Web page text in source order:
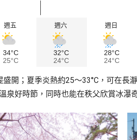
週五
34°C
25°C
週六
32°C
24°C
週日
28°C
24°C
開；夏季炎熱約25～33°C，可在長
泉好時節，同時也能在秩父欣賞冰瀑